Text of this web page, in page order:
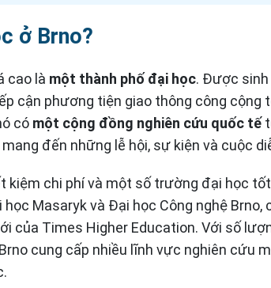
ở Brno?
cao là một thành phố đại học. Được sinh
cận phương tiện giao thông công cộng
có một cộng đồng nghiên cứu quốc tế
đến những lễ hội, sự kiện và cuộc
kiệm chi phí và một số trường đại học
Masaryk và Đại học Công nghệ
của Times Higher Education. Với số
cung cấp nhiều lĩnh vực nghiên cứu